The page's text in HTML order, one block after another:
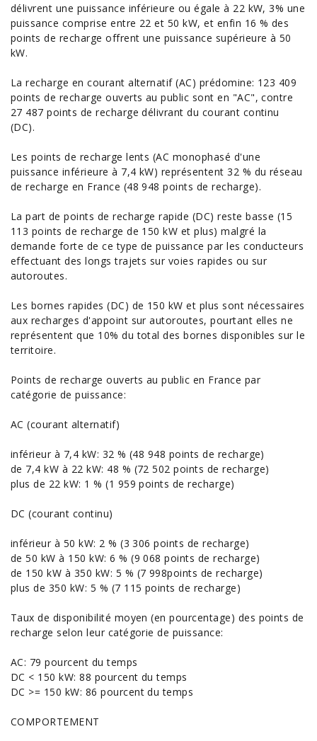
délivrent une puissance inférieure ou égale à 22 kW, 3% une
puissance comprise entre 22 et 50 kW, et enfin 16 % des
points de recharge offrent une puissance supérieure à 50
kW.
La recharge en courant alternatif (AC) prédomine: 123 409
points de recharge ouverts au public sont en "AC", contre
27 487 points de recharge délivrant du courant continu
(DC).
Les points de recharge lents (AC monophasé d'une
puissance inférieure à 7,4 kW) représentent 32 % du réseau
de recharge en France (48 948 points de recharge).
La part de points de recharge rapide (DC) reste basse (15
113 points de recharge de 150 kW et plus) malgré la
demande forte de ce type de puissance par lesconducteurs
effectuant des longs trajets sur voies rapides ou sur
autoroutes.
Les bornes rapides (DC) de 150 kW et plus sont nécessaires
aux recharges d'appoint sur autoroutes, pourtant elles ne
représentent que 10% du total des bornes disponibles sur le
territoire.
Points de recharge ouverts au public en France par
catégorie de puissance:
AC (courant alternatif)
inférieur à 7,4 kW: 32 % (48 948 points de recharge)
de 7,4 kW à 22 kW: 48 % (72 502 points de recharge)
plus de 22 kW: 1 % (1 959 points de recharge)
DC (courant continu)
inférieur à 50 kW: 2 % (3 306 points de recharge)
de 50 kW à 150 kW: 6 % (9 068 points de recharge)
de 150 kW à 350 kW: 5 % (7 998points de recharge)
plus de 350 kW: 5 % (7 115 points de recharge)
Taux de disponibilité moyen (en pourcentage) des points de
recharge selon leur catégorie de puissance:
AC: 79 pourcent du temps
DC < 150 kW: 88 pourcent du temps
DC >= 150 kW: 86 pourcent du temps
COMPORTEMENT